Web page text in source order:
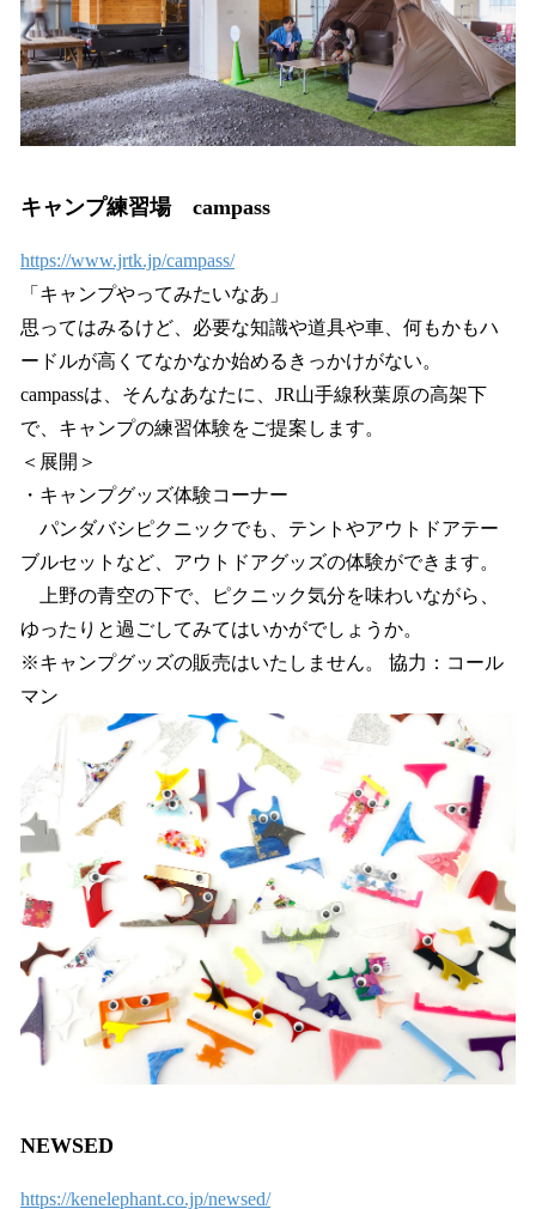
キャンプ練習場 campass
https://www.jrtk.jp/campass/
「キャンプやってみたいなあ」
思ってはみるけど、必要な知識や道具や車、何もかもハ
ードルが高くてなかなか始めるきっかけがない。
campassは、そんなあなたに、JR山手線秋葉原の高架下
で、キャンプの練習体験をご提案します。
＜展開＞
・キャンプグッズ体験コーナー
パンダバシピクニックでも、テントやアウトドアテー
ブルセットなど、アウトドアグッズの体験ができます。
上野の青空の下で、ピクニック気分を味わいながら、
ゆったりと過ごしてみてはいかがでしょうか。
※キャンプグッズの販売はいたしません。 協力：コール
マン
NEWSED
https://kenelephant.co.jp/newsed/